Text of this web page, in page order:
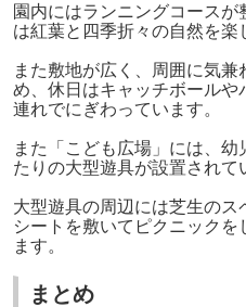
園内にはランニングコース
は紅葉と四季折々の自然を楽
また敷地が広く、周囲に気
め、休日はキャッチボール
連れでにぎわっています。
また「こども広場」には、
たりの大型遊具が設置されて
大型遊具の周辺には芝生の
シートを敷いてピクニック
ます。
まとめ